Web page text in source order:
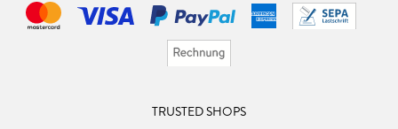
TRUSTED SHOPS